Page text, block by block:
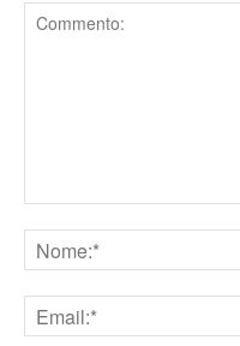
Comment
Nome
Email